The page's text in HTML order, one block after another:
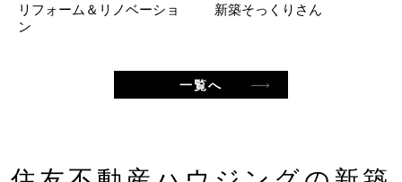
リフォーム＆リノベーショ
ン
新築そっくりさん
一覧へ